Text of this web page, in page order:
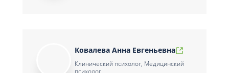
Ковалева Анна Евгеньевна
Клинический психолог, Медицинский
психолог